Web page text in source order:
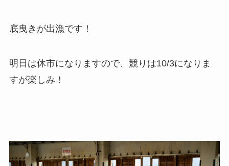
底曳きが出漁です！
明日は休市になりますので、競りは10/3になりま
すが楽しみ！